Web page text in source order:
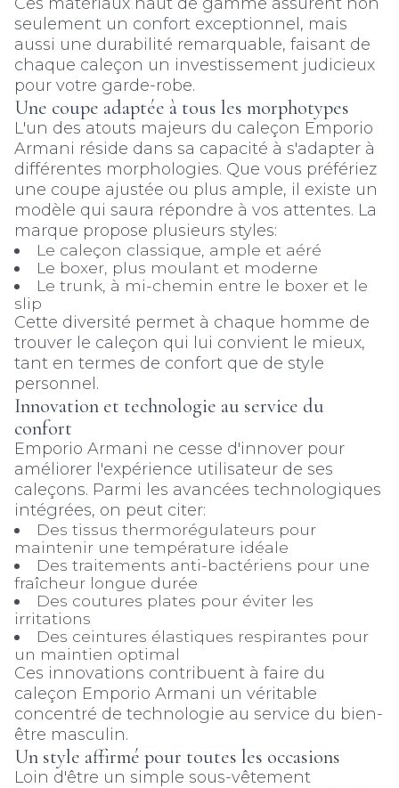
seulement un confort exceptionnel, mais
aussi une durabilité remarquable, faisant de
chaque caleçon un investissement judicieux
pour votre garde-robe.
Une coupe adaptée à tous les morphotypes
L'un des atouts majeurs du caleçon Emporio
Armani réside dans sa capacité à s'adapter à
différentes morphologies. Que vous préfériez
une coupe ajustée ou plus ample, il existe un
modèle qui saura répondre à vos attentes. La
marque propose plusieurs styles:
Le caleçon classique, ample et aéré
Le boxer, plus moulant et moderne
Le trunk, à mi-chemin entre le boxer et le
slip
Cette diversité permet à chaque homme de
trouver le caleçon qui lui convient le mieux,
tant en termes de confort que de style
personnel.
Innovation et technologie au service du
confort
Emporio Armani ne cesse d'innover pour
améliorer l'expérience utilisateur de ses
caleçons. Parmi les avancées technologiques
intégrées, on peut citer:
Des tissus thermorégulateurs pour
maintenir une température idéale
Des traitements anti-bactériens pour une
fraîcheur longue durée
Des coutures plates pour éviter les
irritations
Des ceintures élastiques respirantes pour
un maintien optimal
Ces innovations contribuent à faire du
caleçon Emporio Armani un véritable
concentré de technologie au service du bien-
être masculin.
Un style affirmé pour toutes les occasions
Loin d'être un simple sous-vêtement